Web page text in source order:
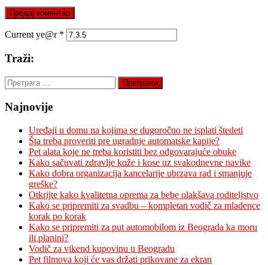
Current ye@r *
Traži:
Претрага
за:
Najnovije
Uređaji u domu na kojima se dugoročno ne isplati štedeti
Šta treba proveriti pre ugradnje automatske kapije?
Pet alata koje ne treba koristiti bez odgovarajuće obuke
Kako sačuvati zdravlje kože i kose uz svakodnevne navike
Kako dobra organizacija kancelarije ubrzava rad i smanjuje
greške?
Otkrijte kako kvalitetna oprema za bebe olakšava roditeljstvo
Kako se pripremiti za svadbu – kompletan vodič za mladence
korak po korak
Kako se pripremiti za put automobilom iz Beograda ka moru
ili planini?
Vodič za vikend kupovinu u Beogradu
Pet filmova koji će vas držati prikovane za ekran